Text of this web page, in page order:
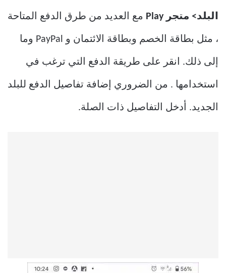
البلد> متجر Play مع العديد من طرق الدفع المتاحة
، مثل بطاقة الخصم وبطاقة الائتمان و PayPal وما
إلى ذلك. انقر على طريقة الدفع التي ترغب في
استخدامها . من الضروري إضافة تفاصيل الدفع للبلد
الجديد. أدخل التفاصيل ذات الصلة.